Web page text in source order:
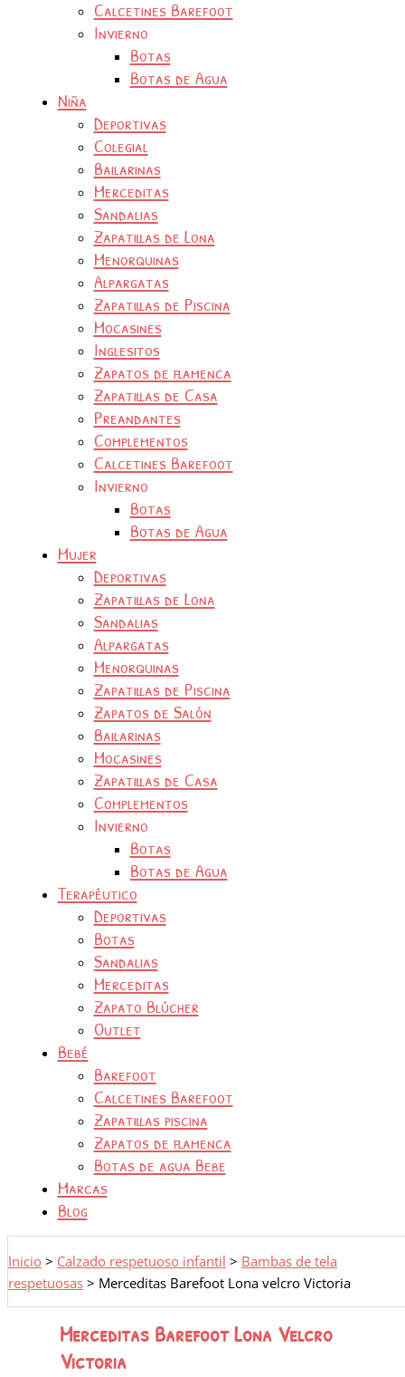
Calcetines Barefoot
Invierno
Botas
Botas de Agua
Niña
Deportivas
Colegial
Bailarinas
Merceditas
Sandalias
Zapatillas de Lona
Menorquinas
Alpargatas
Zapatillas de Piscina
Mocasines
Inglesitos
Zapatos de flamenca
Zapatillas de Casa
Preandantes
Complementos
Calcetines Barefoot
Invierno
Botas
Botas de Agua
Mujer
Deportivas
Zapatillas de Lona
Sandalias
Alpargatas
Menorquinas
Zapatillas de Piscina
Zapatos de Salón
Bailarinas
Mocasines
Zapatillas de Casa
Complementos
Invierno
Botas
Botas de Agua
Terapéutico
Deportivas
Botas
Sandalias
Merceditas
Zapato Blúcher
Outlet
Bebé
Barefoot
Calcetines Barefoot
Zapatillas piscina
Zapatos de flamenca
Botas de agua Bebe
Marcas
Blog
Inicio > Calzado respetuoso infantil > Bambas de tela
respetuosas > Merceditas Barefoot Lona velcro Victoria
Merceditas Barefoot Lona Velcro
Victoria